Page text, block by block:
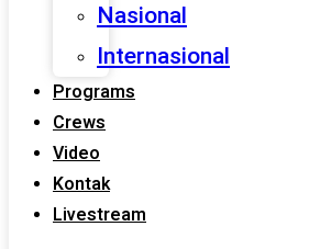
Nasional
Internasional
Programs
Crews
Video
Kontak
Livestream